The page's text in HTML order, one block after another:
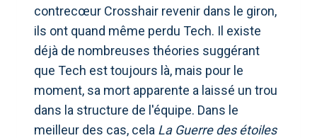
contrecœur Crosshair revenir dans le giron,
ils ont quand même perdu Tech. Il existe
déjà de nombreuses théories suggérant
que Tech est toujours là, mais pour le
moment, sa mort apparente a laissé un trou
dans la structure de l'équipe. Dans le
meilleur des cas, cela La Guerre des étoiles